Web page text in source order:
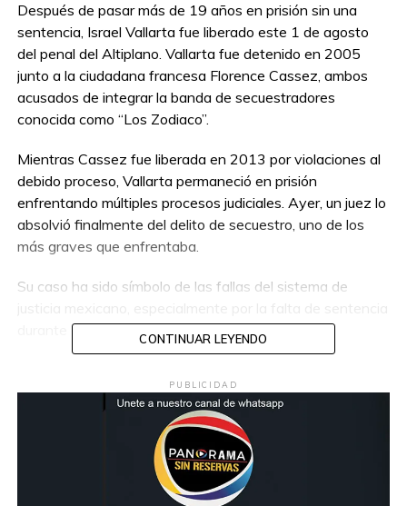
Después de pasar más de 19 años en prisión sin una
sentencia, Israel Vallarta fue liberado este 1 de agosto
del penal del Altiplano. Vallarta fue detenido en 2005
junto a la ciudadana francesa Florence Cassez, ambos
acusados de integrar la banda de secuestradores
conocida como “Los Zodiaco”.
Mientras Cassez fue liberada en 2013 por violaciones al
debido proceso, Vallarta permaneció en prisión
enfrentando múltiples procesos judiciales. Ayer, un juez lo
absolvió finalmente del delito de secuestro, uno de los
más graves que enfrentaba.
Su caso ha sido símbolo de las fallas del sistema de
durante casi dos décadas de encarcelamiento.
Compartir en:
CONTINUAR LEYENDO
PUBLICIDAD